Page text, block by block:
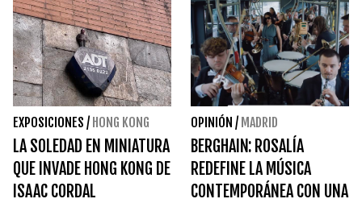
EXPOSICIONES / HONG KONG
LA SOLEDAD EN MINIATURA
QUE INVADE HONG KONG DE
ISAAC CORDAL
OPINIÓN / MADRID
BERGHAIN: ROSALÍA
REDEFINE LA MÚSICA
CONTEMPORÁNEA CON UNA